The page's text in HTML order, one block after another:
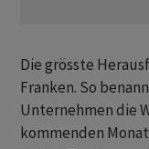
Die grösste
Franken. So
Unternehmen die
kommenden